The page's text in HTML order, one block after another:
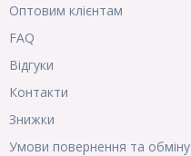
Оптовим клієнтам
FAQ
Відгуки
Контакти
Знижки
Умови повернення та обміну